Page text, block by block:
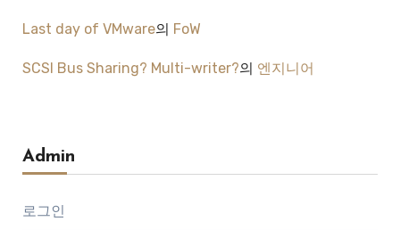
Last day of VMware의 FoW
SCSI Bus Sharing? Multi-writer?의 엔지니어
Admin
로그인